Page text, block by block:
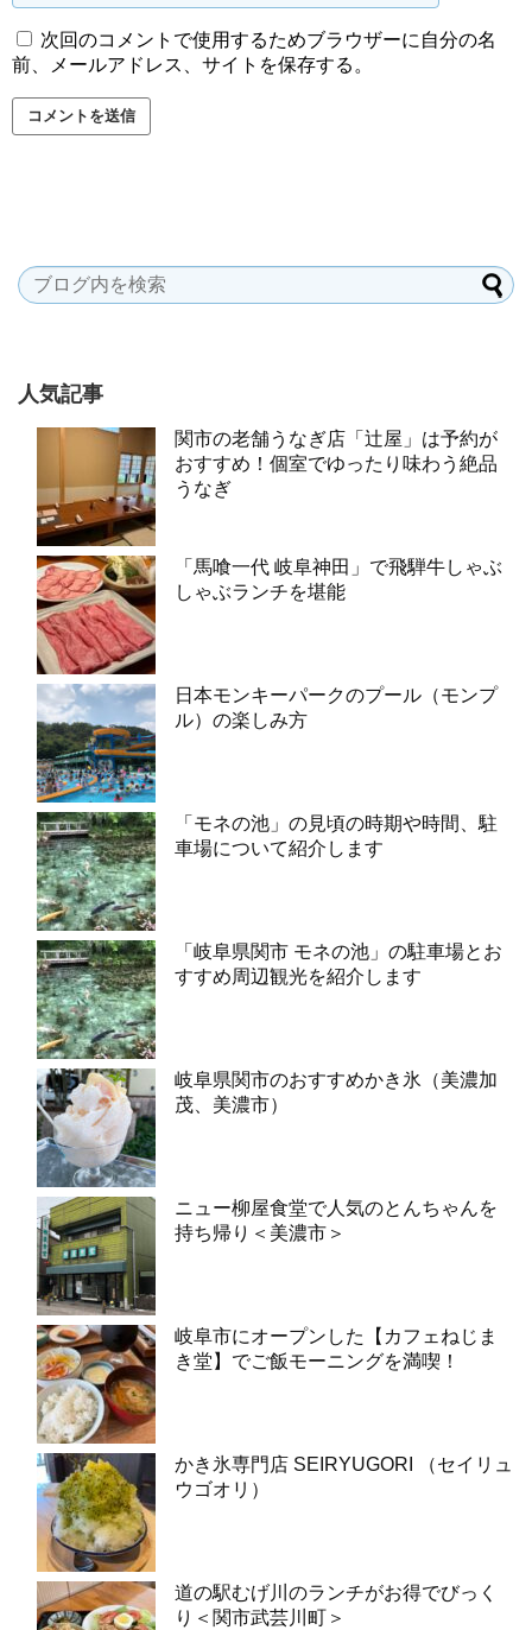
次回のコメントで使用するためブラウザーに自分の名
前、メールアドレス、サイトを保存する。
人気記事
関市の老舗うなぎ店「辻屋」は予約が
おすすめ！個室でゆったり味わう絶品
うなぎ
「馬喰一代 岐阜神田」で飛騨牛しゃぶ
しゃぶランチを堪能
日本モンキーパークのプール（モンプ
ル）の楽しみ方
「モネの池」の見頃の時期や時間、駐
車場について紹介します
「岐阜県関市 モネの池」の駐車場とお
すすめ周辺観光を紹介します
岐阜県関市のおすすめかき氷（美濃加
茂、美濃市）
ニュー柳屋食堂で人気のとんちゃんを
持ち帰り＜美濃市＞
岐阜市にオープンした【カフェねじま
き堂】でご飯モーニングを満喫！
かき氷専門店 SEIRYUGORI （セイリュ
ウゴオリ）
道の駅むげ川のランチがお得でびっく
り＜関市武芸川町＞